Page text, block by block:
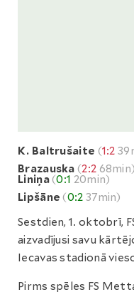
K. Baltrušaite (1:2
Brazauska (2:2 68min)
Liniņa(0:1 20min)
Lipšāne(0:2 37min)
Sestdien, 1. oktobrī,
aizvadījusi savu
Iecavas stadionā
Pirms spēles FS